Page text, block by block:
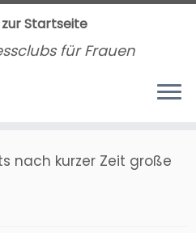
für Frauen
nach kurzer Zeit große